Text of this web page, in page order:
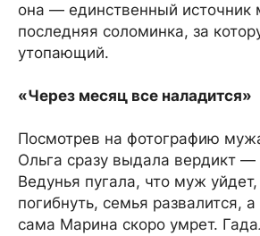
она — единственный источник
последняя соломинка, за
утопающий.
«Через месяц все наладится»
Посмотрев на фотографию
Ольга сразу выдала вердикт —
Ведунья пугала, что муж
погибнуть, семья развалится,
сама Марина скоро умрет.